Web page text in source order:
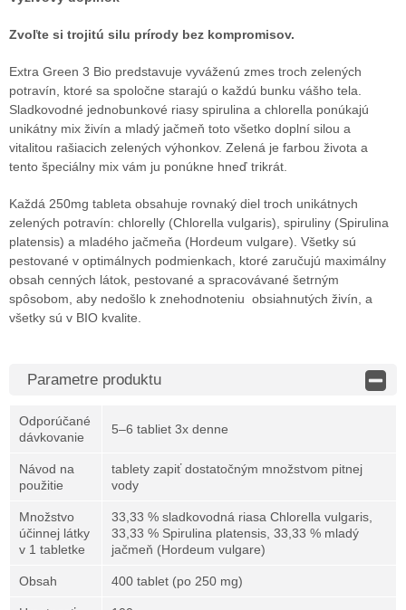
Zvoľte si trojitú silu prírody bez kompromisov.
Extra Green 3 Bio predstavuje vyváženú zmes troch zelených
potravín, ktoré sa spoločne starajú o každú bunku vášho tela.
Sladkovodné jednobunkové riasy spirulina a chlorella ponúkajú
unikátny mix živín a mladý jačmeň toto všetko doplní silou a
vitalitou rašiacich zelených výhonkov. Zelená je farbou života a
tento špeciálny mix vám ju ponúkne hneď trikrát.
Každá 250mg tableta obsahuje rovnaký diel troch unikátnych
zelených potravín: chlorelly (Chlorella vulgaris), spiruliny (Spirulina
platensis) a mladého jačmeňa (Hordeum vulgare). Všetky sú
pestované v optimálnych podmienkach, ktoré zaručujú maximálny
obsah cenných látok, pestované a spracovávané šetrným
spôsobom, aby nedošlo k znehodnoteniu obsiahnutých živín, a
všetky sú v BIO kvalite.
Parametre produktu
Odporúčané
dávkovanie
5–6 tabliet 3x denne
Návod na
použitie
tablety zapiť dostatočným množstvom pitnej
vody
Množstvo
účinnej látky
v 1 tabletke
33,33 % sladkovodná riasa Chlorella vulgaris,
33,33 % Spirulina platensis, 33,33 % mladý
jačmeň (Hordeum vulgare)
Obsah 400 tablet (po 250 mg)